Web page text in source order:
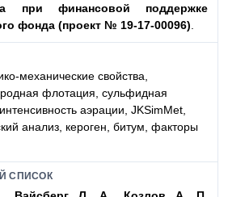
при финансовой поддержке
фонда (проект № 19-17-00096)
механические свойства,
флотация, сульфидная
аэрации, JKSimMet,
анализ, кероген, битум, факторы
СПИСОК